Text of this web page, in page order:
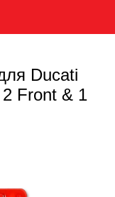
Ducati
Front & 1